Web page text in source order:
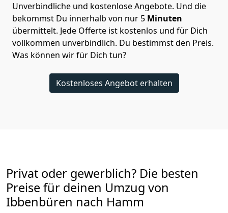
Unverbindliche und kostenlose Angebote. Und die
bekommst Du innerhalb von nur 5 Minuten
übermittelt. Jede Offerte ist kostenlos und für Dich
vollkommen unverbindlich. Du bestimmst den Preis.
Was können wir für Dich tun?
Kostenloses Angebot erhalten
Privat oder gewerblich? Die besten
Preise für deinen Umzug von
Ibbenbüren nach Hamm